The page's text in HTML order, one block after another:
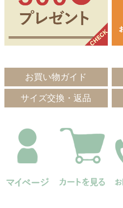
お買い物ガイド
サイズ交換・返品